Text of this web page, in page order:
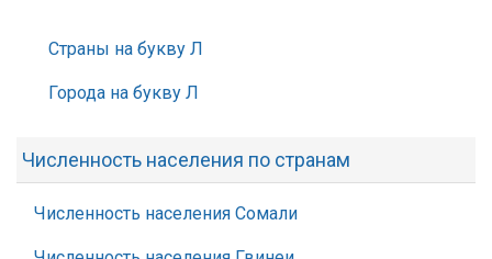
Страны на букву Л
Города на букву Л
Численность населения по странам
Численность населения Сомали